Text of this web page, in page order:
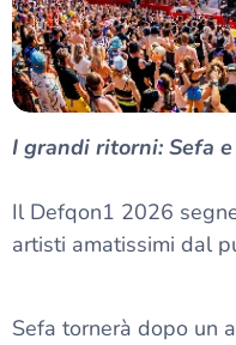
I grandi ritorni: Sefa
Il Defqon1 2026
artisti amatissimi dal
Sefa tornerà dopo un